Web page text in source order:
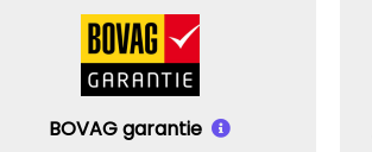
BOVAG garantie